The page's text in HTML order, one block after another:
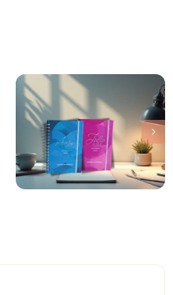
Meditación en
Bosque:
Intuición y
Acción